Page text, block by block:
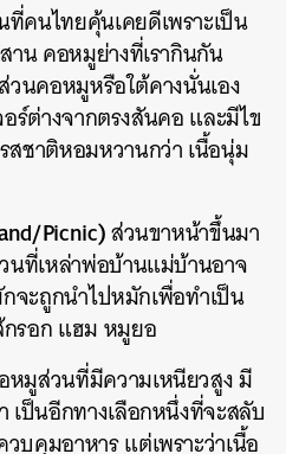
ที่คนไทยคุ้นเคยดีเพราะเป็น
านคอหมูย่างที่เรากินกัน
วนคอหมูหรือใต้คางนั่นเอง
ร์ต่างจากตรงสันคอและมีไข
สชาติหอมหวานกว่าเนื้อนุ่ม
Picnic)ส่วนขาหน้าขึ้นมา
นที่เหล่าพ่อบ้านแม่บ้านอาจ
จะถูกนำไปหมักเพื่อทำเป็น
รอกแฮมหมูยอ
หมูส่วนที่มีความเหนียวสูงมี
เป็นอีกทางเลือกหนึ่งที่จะสลับ
บคุมอาหารแต่เพราะว่าเนื้อ
LINE EMAIL